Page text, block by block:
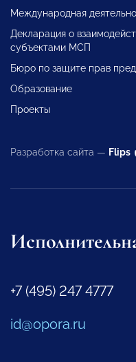
Международная
Декларация о
субъектами МСП
Бюро по защите прав
Образование
Проекты
Разработка сайта — Flips
+7 (495) 247 4777
id@opora.ru